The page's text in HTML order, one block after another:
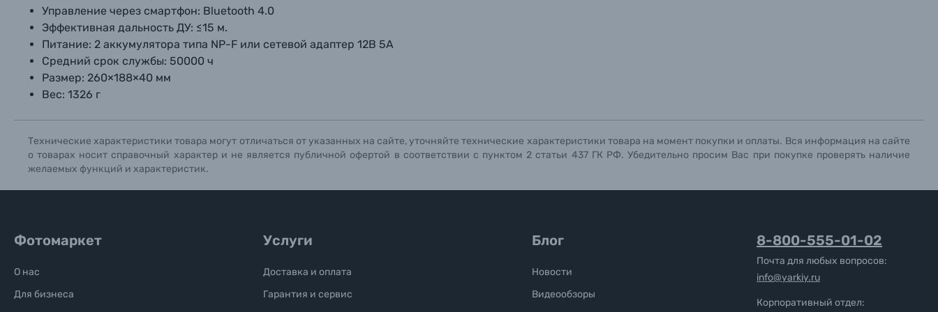
Управление через смартфон: Bluetooth 4.0
Эффективная дальность ДУ: ≤15 м.
Питание: 2 аккумулятора типа NP-F или сетевой адаптер 12В 5А
Средний срок службы: 50000 ч
Размер: 260×188×40 мм
Вес: 1326 г
Технические характеристики товара могут отличаться от указанных на сайте, уточняйте технические характеристики товара на момент покупки и оплаты. Вся информация на сайте
о товарах носит справочный характер и не является публичной офертой в соответствии с пунктом 2 статьи 437 ГК РФ. Убедительно просим Вас при покупке проверять наличие
желаемых функций и характеристик.
Фотомаркет
О нас
Для бизнеса
Услуги
Доставка и оплата
Гарантия и сервис
Блог
Новости
Видеообзоры
8-800-555-01-02
Почта для любых вопросов:
info@yarkiy.ru
Корпоративный отдел: